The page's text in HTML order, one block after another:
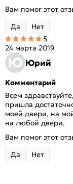
Вам помог этот
Да
Нет
Ю Юрий
24 марта 2019
5
Комментарий
Всем
пришла
моей двери, на
на любой двери.
Вам помог этот
Да
Нет